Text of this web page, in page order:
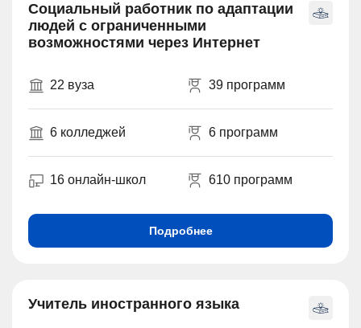
Социальный работник по адаптации
людей с ограниченными
возможностями через Интернет
22 вуза 39 программ
6 колледжей 6 программ
16 онлайн-школ 610 программ
Подробнее
Учитель иностранного языка